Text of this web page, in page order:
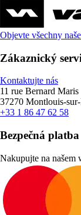
Objevte všechny
Zákaznický
Kontaktujte nás
11 rue Bernard Maris
37270 Montlouis-
+33 1 86 47 62 58
Bezpečná platba
Nakupujte na našem